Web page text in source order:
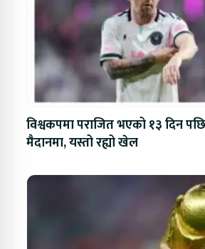
विश्वकपमा पराजित भएको १३ दिन
मैदानमा, यस्तो रह्यो खेल